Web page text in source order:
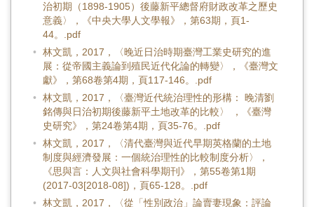
治初期（1898-1905）後藤新平總督府財政改革之歷史
意義〉，《中央大學人文學報》，第63期，頁1-
44。.pdf
林文凱，2017，〈晚近日治時期臺灣工業史研究的進
展：從帝國主義論到殖民近代化論的轉變〉，《臺灣文
獻》，第68卷第4期，頁117-146。.pdf
林文凱，2017，〈臺灣近代統治理性的形構： 晚清劉
銘傳與日治初期後藤新平土地改革的比較〉 ，《臺灣
史研究》，第24卷第4期，頁35-76。.pdf
林文凱，2017，〈清代臺灣與近代早期英格蘭的土地
制度與經濟發展：一個統治理性的比較制度分析〉，
《思與言：人文與社會科學期刊》，第55卷第1期
(2017-03[2018-08])，頁65-128。.pdf
林文凱，2017，〈從「性別政治」論賣妻現象：評論